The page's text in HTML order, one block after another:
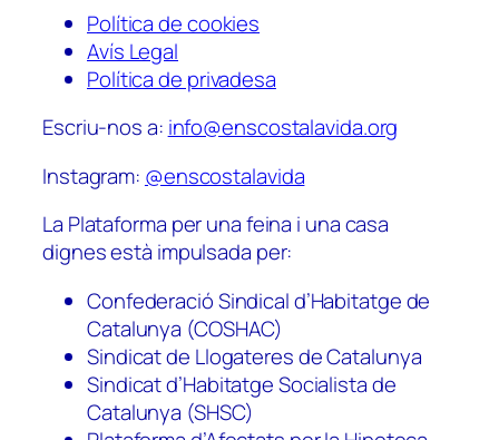
Política de cookies
Avís Legal
Política de privadesa
Escriu-nos a: info@enscostalavida.org
Instagram: @enscostalavida
La Plataforma per una feina i una casa
dignes està impulsada per:
Confederació Sindical d’Habitatge de
Catalunya (COSHAC)
Sindicat de Llogateres de Catalunya
Sindicat d’Habitatge Socialista de
Catalunya (SHSC)